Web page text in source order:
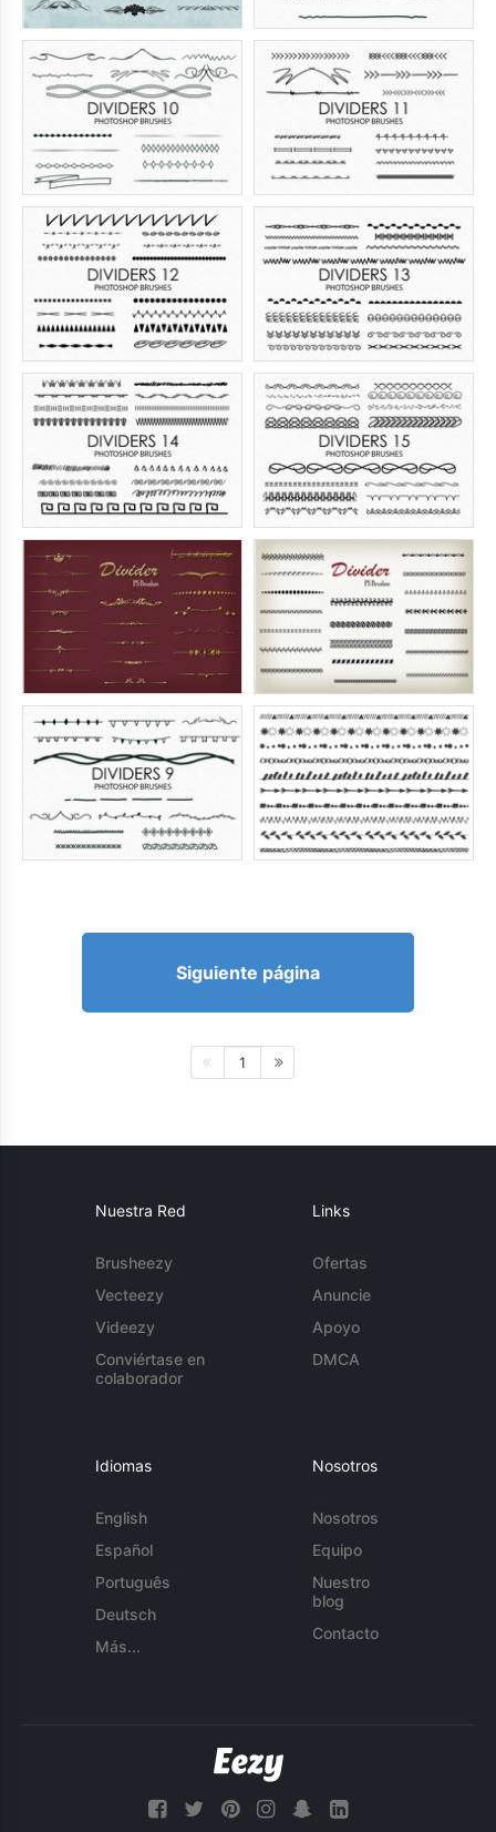
Siguiente página
1
Nuestra Red
Brusheezy
Vecteezy
Videezy
Conviértase en
colaborador
Links
Ofertas
Anuncie
Apoyo
DMCA
Idiomas
English
Español
Português
Deutsch
Más...
Nosotros
Nosotros
Equipo
Nuestro
blog
Contacto